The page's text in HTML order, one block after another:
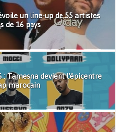
un line-up de 55 artistes
de 16 pays
: Tamesna devient l'épicentre
marocain